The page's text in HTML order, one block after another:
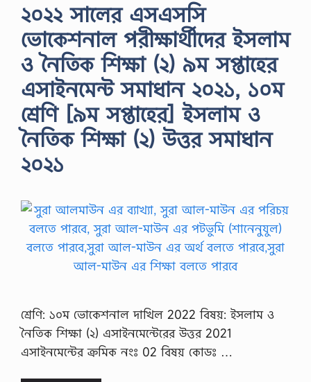
২০২২ সালের এসএসসি
ভোকেশনাল পরীক্ষার্থীদের ইসলাম
ও নৈতিক শিক্ষা (২) ৯ম সপ্তাহের
এসাইনমেন্ট সমাধান ২০২১, ১০ম
শ্রেণি [৯ম সপ্তাহের] ইসলাম ও
নৈতিক শিক্ষা (২) উত্তর সমাধান
২০২১
শ্রেণি: ১০ম ভোকেশনাল দাখিল 2022 বিষয়: ইসলাম ও
নৈতিক শিক্ষা (২) এসাইনমেন্টেরের উত্তর 2021
এসাইনমেন্টের ক্রমিক নংঃ 02 বিষয় কোডঃ …